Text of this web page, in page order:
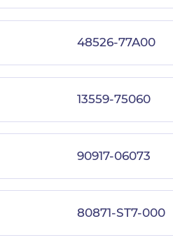
48526-77A00
13559-75060
90917-06073
80871-ST7-000